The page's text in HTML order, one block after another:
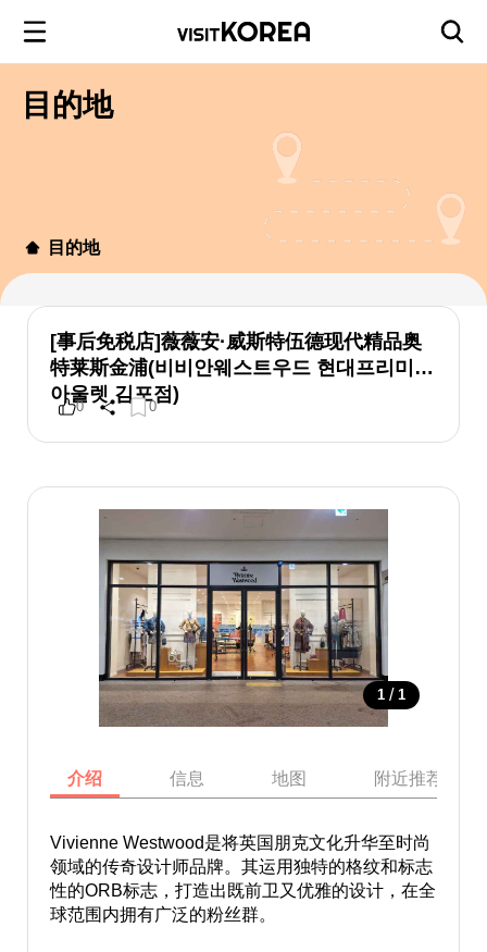
目的地
目的地
[事后免税店]薇薇安·威斯特伍德现代精品奥
特莱斯金浦(비비안웨스트우드 현대프리미엄
아울렛 김포점)
0 0
1 / 1
介绍 信息 地图 附近推荐景点
Vivienne Westwood是将英国朋克文化升华至时尚
领域的传奇设计师品牌。其运用独特的格纹和标志
性的ORB标志，打造出既前卫又优雅的设计，在全
球范围内拥有广泛的粉丝群。